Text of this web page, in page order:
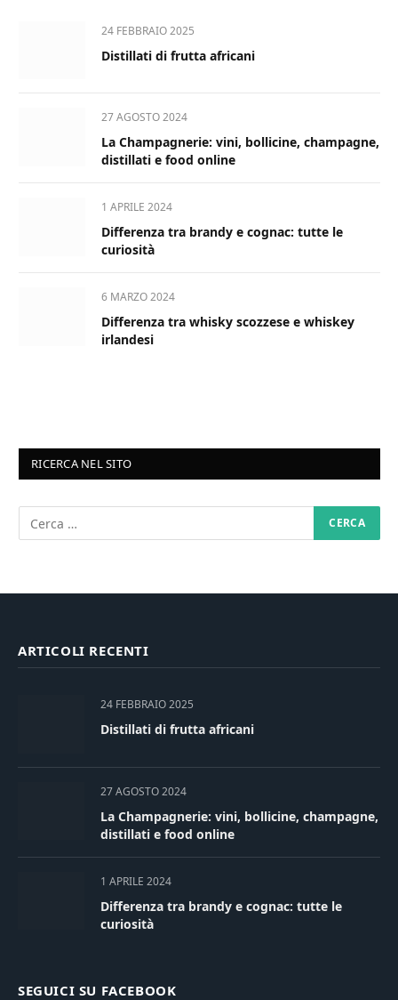
24 FEBBRAIO 2025
Distillati di frutta africani
27 AGOSTO 2024
La Champagnerie: vini, bollicine, champagne,
distillati e food online
1 APRILE 2024
Differenza tra brandy e cognac: tutte le
curiosità
6 MARZO 2024
Differenza tra whisky scozzese e whiskey
irlandesi
RICERCA NEL SITO
ARTICOLI RECENTI
24 FEBBRAIO 2025
Distillati di frutta africani
27 AGOSTO 2024
La Champagnerie: vini, bollicine, champagne,
distillati e food online
1 APRILE 2024
Differenza tra brandy e cognac: tutte le
curiosità
SEGUICI SU FACEBOOK